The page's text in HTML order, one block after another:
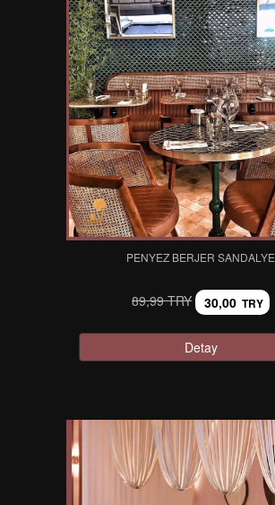
PENYEZ BERJER SANDALYE
89,99 TRY 30,00 TRY
Detay